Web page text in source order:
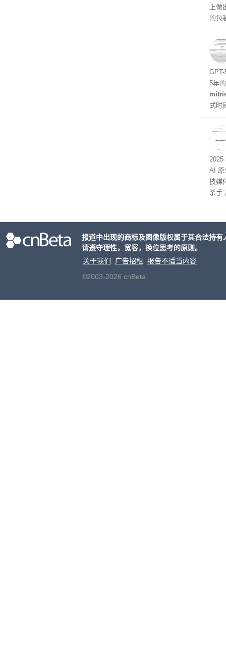
上
的包
初
题
5年
式时
2025
AI 原
技媒
杀手
报道中出现的商标及图像版权属于其合法持
请遵守理性，宽容，换位思考的原则。
关于我们
广告招租
报告不适当内容
©2003-2026 cnBeta